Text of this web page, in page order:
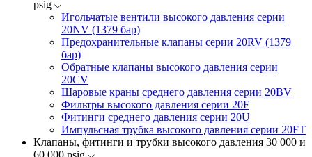
psig
Игольчатые вентили высокого давления серии
20NV (1379 бар)
Предохранительные клапаны серии 20RV (1379
бар)
Обратные клапаны высокого давления серии
20CV
Шаровые краны среднего давления серии 20BV
Фильтры высокого давления серии 20F
Фитинги среднего давления серии 20U
Импульсная трубка высокого давления серии 20FT
Клапаны, фитинги и трубки высокого давления 30 000 и
60 000 psig